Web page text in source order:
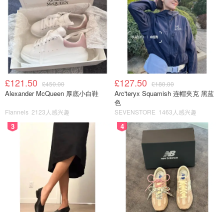
成8个小剂子，揉圆（我揉的也不咋圆😂），然后盖上保鲜
膜松弛15min，这个时间可以把烤盘里刷上黄油
把松弛好的面团擀成长条，然后沿着长边卷成长条，两边向
£121.50 £450.00
Alexander McQueen 厚底小白鞋
Flannels 2123人感兴趣
£127.50 £180.00
Arc'teryx Squamish 连帽夹克 黑蓝
色
SEVENSTORE 1463人感兴趣
3 4